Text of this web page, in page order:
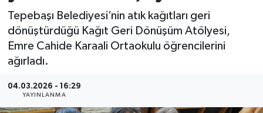
Tepebaşı Belediyesi’nin atık kağıtları geri
dönüştürdüğü Kağıt Geri Dönüşüm Atölyesi,
Emre Cahide Karaali Ortaokulu öğrencilerini
ağırladı.
04.03.2026 - 16:29
YAYINLANMA
Eskişehir
Eskişehirspor
Genel
Haber Arşivi